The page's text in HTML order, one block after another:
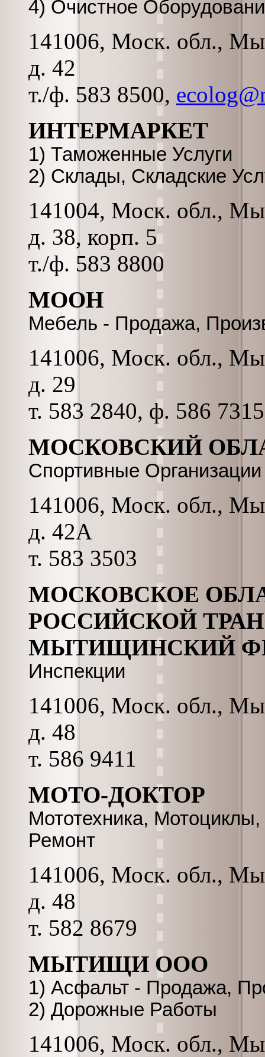
4) Очистное
141006, Моск. обл.,
д. 42
т./ф. 583 8500,
ИНТЕРМАРКЕТ
1) Таможенные Услуги
2) Склады, Складские
141004, Моск. обл.,
д. 38, корп. 5
т./ф. 583 8800
МООН
Мебель - Продажа,
141006, Моск. обл.,
д. 29
т. 583 2840, ф. 586
МОСКОВСКИЙ
Спортивные Организации
141006, Моск. обл.,
д. 42А
т. 583 3503
МОСКОВСКОЕ
РОССИЙСКОЙ
МЫТИЩИНСКИЙ
Инспекции
141006, Моск. обл.,
д. 48
т. 586 9411
МОТО-ДОКТОР
Мототехника,
Ремонт
141006, Моск. обл.,
д. 48
т. 582 8679
МЫТИЩИ ООО
1) Асфальт - Продажа,
2) Дорожные Работы
141006, Моск. обл.,